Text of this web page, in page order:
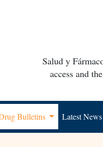
Salud y
access and
Bulletins Latest News